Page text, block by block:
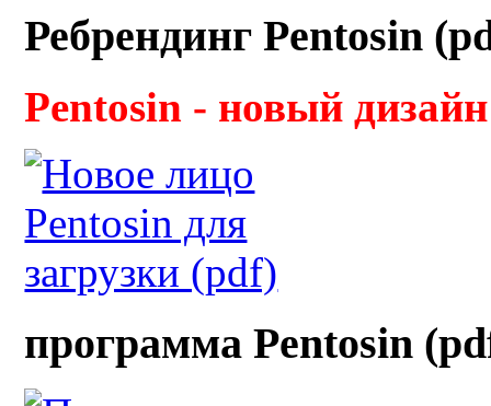
Ребрендинг Pentosin
Pentosin - новый дизайн
программа Pentosin